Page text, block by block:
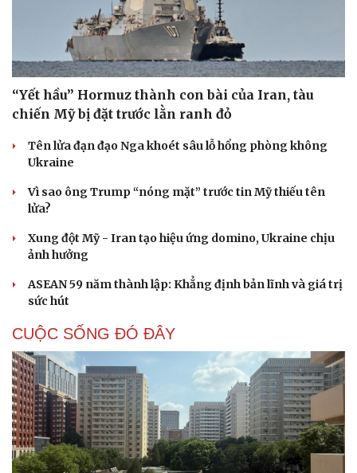
“Yết hầu” Hormuz thành con bài của Iran, tàu
chiến Mỹ bị đặt trước lằn ranh đỏ
Tên lửa đạn đạo Nga khoét sâu lỗ hổng phòng không
Ukraine
Vì sao ông Trump “nóng mặt” trước tin Mỹ thiếu tên
lửa?
Xung đột Mỹ - Iran tạo hiệu ứng domino, Ukraine chịu
ảnh hưởng
ASEAN 59 năm thành lập: Khẳng định bản lĩnh và giá trị
sức hút
CUỘC SỐNG ĐÓ ĐÂY